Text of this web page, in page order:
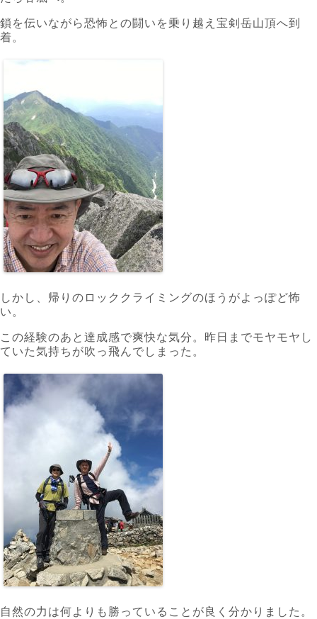
鎖を伝いながら恐怖との闘いを乗り越え宝剣岳山頂へ到
着。
しかし、帰りのロッククライミングのほうがよっぽど怖
い。
この経験のあと達成感で爽快な気分。昨日までモヤモヤし
ていた気持ちが吹っ飛んでしまった。
自然の力は何よりも勝っていることが良く分かりました。